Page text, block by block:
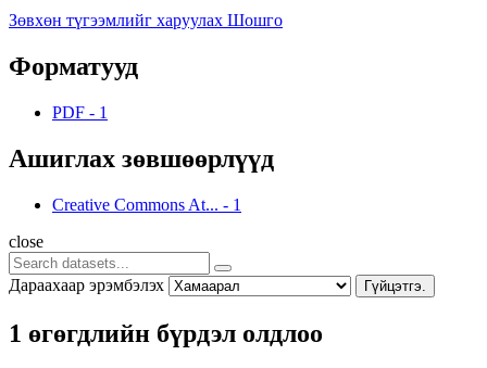
Зөвхөн түгээмлийг харуулах Шошго
Форматууд
PDF - 1
Ашиглах зөвшөөрлүүд
Creative Commons At... - 1
close
Дараахаар эрэмбэлэх Гүйцэтгэ.
1 өгөгдлийн бүрдэл олдлоо